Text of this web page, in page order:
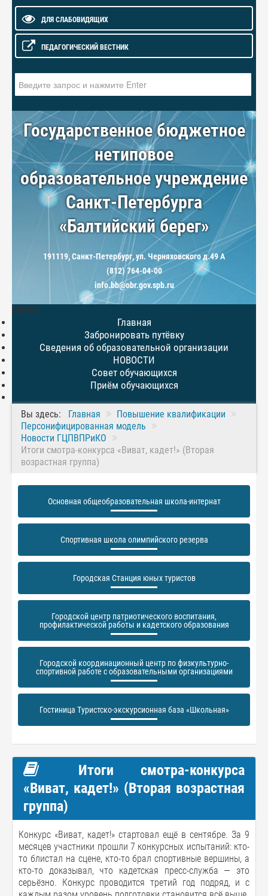
ДЛЯ СЛАБОВИДЯЩИХ
ПЕДАГОГИЧЕСКИЙ ВЕСТНИК
Государственное бюджетное
нетиповое
образовательное учреждение
Санкт-Петербурга
«Балтийский берег»
191119, Санкт-Петербург, ул. Черняховского д.49 А
(812) 764-04-00
info.bb@obr.gov.spb.ru
МЕНЮ
Главная
Забронировать путёвку
Сведения об образовательной организации
НОВОСТИ
Совет обучающихся
Приём обучающихся
Вы здесь: Главная
Повышение квалификации
Персонифицированная модель
Новости ГЦПВПРиКО
Итоги смотра-конкурса «Виват, кадет!» (Вторая
возрастная группа)
Основная общеобразовательная школа-интернат
Спортивная школа олимпийского резерва
Городская Станция юных туристов
Городской центр патриотического воспитания,
профилактической работы и кадетского образования
Городской координационный центр по физкультурно-
спортивной работе с образовательными организациями
Гостиница Туристско-экскурсионная база «Школьная»
Итоги смотра-конкурса
«Виват, кадет!» (Вторая возрастная
группа)
Конкурс «Виват, кадет!» стартовал ещё в сентябре. За 9
месяцев участники прошли 7 конкурсных испытаний: кто-
то блистал на сцене, кто-то брал спортивные вершины, а
кто-то доказывал, что кадетская пресс-служба — это
серьёзно. Конкурс проводится третий год подряд, и с